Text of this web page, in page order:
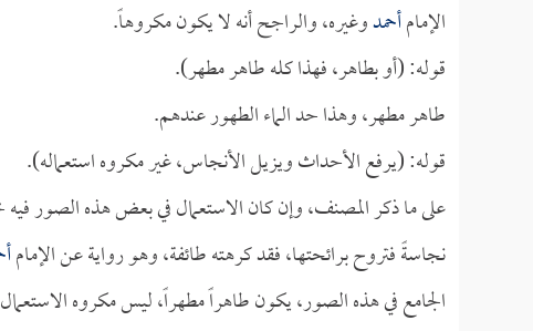
الإمامأحمدوغيره، والراجح أنه لا يكون مكروهاً.
قوله: (أو بطاهر، فهذا كله طاهر مطهر).
طاهر مطهر، وهذا حد الماء الطهور عندهم.
قوله: (يرفع الأحداث ويزيل الأنجاس، غير مكروه استعماله).
على ما ذكر المصنف، وإن كان الاستعمال في بعض هذه الصور
نجاسةً فتروح برائحتها، فقد كرهته طائفة، وهو رواية عن الإمام
الجامع في هذه الصور، يكون طاهراً مطهراً، ليس مكروه